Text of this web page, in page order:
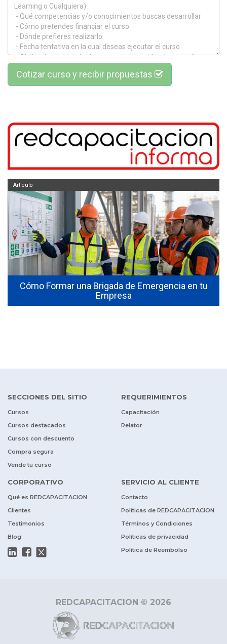
Cotizar curso y recibir propuestas
Cómo Formar una Brigada de Emergencia en tu
Empresa
Artículo
SECCIONES DEL SITIO
Cursos
Cursos destacados
Cursos con descuento
Compra segura
Vende tu curso
REQUERIMIENTOS
Capacitación
Relator
CORPORATIVO
Qué es REDCAPACITACION
Clientes
Testimonios
Blog
SERVICIO AL CLIENTE
Contacto
Políticas de REDCAPACITACION
Términos y Condiciones
Políticas de privacidad
Política de Reembolso
REDCAPACITACION © 2026